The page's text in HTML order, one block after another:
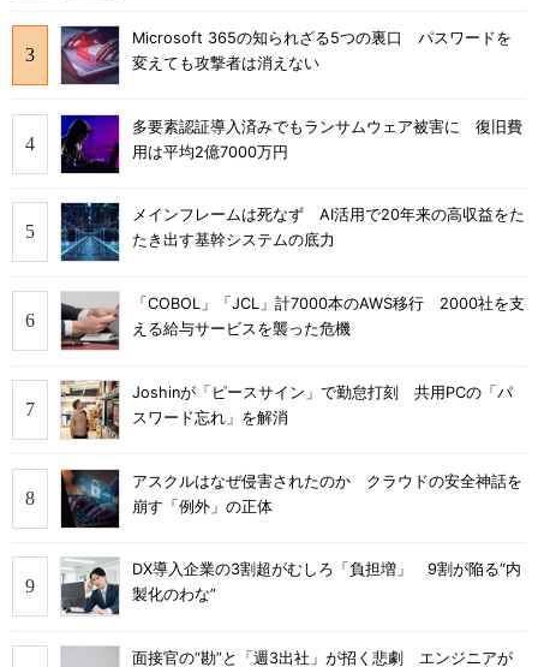
Microsoft 365の知られざる5つの裏口 パスワードを
変えても攻撃者は消えない
多要素認証導入済みでもランサムウェア被害に 復旧費
用は平均2億7000万円
メインフレームは死なず AI活用で20年来の高収益をた
たき出す基幹システムの底力
「COBOL」「JCL」計7000本のAWS移行 2000社を支
える給与サービスを襲った危機
Joshinが「ピースサイン」で勤怠打刻 共用PCの「パ
スワード忘れ」を解消
アスクルはなぜ侵害されたのか クラウドの安全神話を
崩す「例外」の正体
DX導入企業の3割超がむしろ「負担増」 9割が陥る“内
製化のわな”
面接官の“勘”と「週3出社」が招く悲劇 エンジニアが